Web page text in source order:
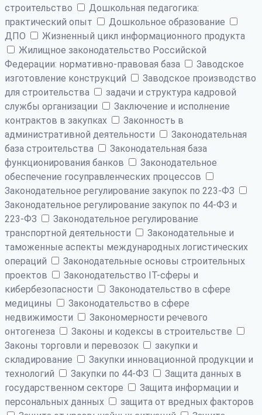
строительство
Дошкольная педагогика:
практический опыт
Дошкольное образование
ДПО
Жизненный цикл информационного продукта
Жилищное законодательство Российской
Федерации: нормативно-правовая база
Заводское
изготовление конструкций
Заводское производство
для строительства
задачи и структура кадровой
службы организации
Заключение и исполнение
контрактов в закупках
Законность в
административной деятельности
Законодательная
база строительства
Законодательная база
функционирования банков
Законодательное
обеспечение госуправленческих процессов
Законодательное регулирование закупок по 223-ФЗ
Законодательное регулирование закупок по 44-ФЗ и
223-ФЗ
Законодательное регулирование
транспортной деятельности
Законодательные и
таможенные аспекты международных логистических
операций
Законодательные основы строительных
проектов
Законодательство IT-сферы и
кибербезопасности
Законодательство в сфере
медицины
Законодательство в сфере
недвижимости
Закономерности речевого
онтогенеза
Законы и кодексы в строительстве
Законы торговли и перевозок
закупки и
складирование
Закупки инновационной продукции и
технологий
Закупки по 44-ФЗ
Защита данных в
государственном секторе
Защита информации и
персональных данных
защита от вредных факторов